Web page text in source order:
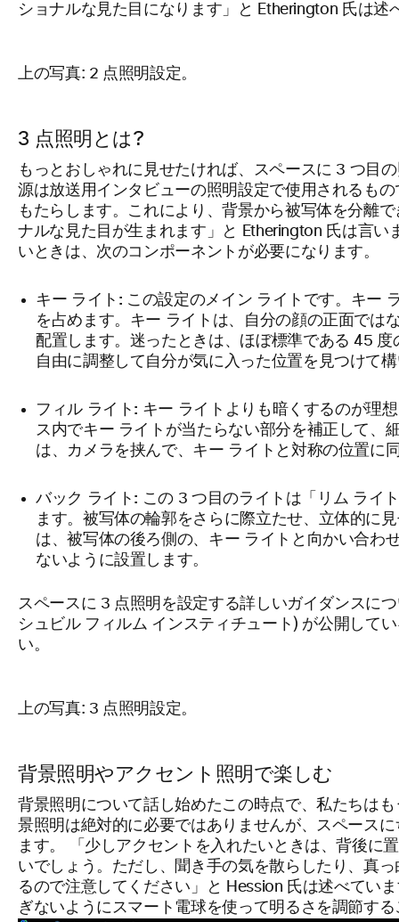
ショナルな見た目になります」と Etherington 氏は述
上の写真: 2 点照明設定。
3 点照明とは?
もっとおしゃれに見せたければ、スペースに 3 つ目
源は放送用インタビューの照明設定で使用されるも
もたらします。これにより、背景から被写体を分離
ナルな見た目が生まれます」と Etherington 氏は言い
いときは、次のコンポーネントが必要になります。
キー ライト: この設定のメイン ライトです。キー
を占めます。キー ライトは、自分の顔の正面では
配置します。迷ったときは、ほぼ標準である 45
自由に調整して自分が気に入った位置を見つけて
フィル ライト: キー ライトよりも暗くするのが理
ス内でキー ライトが当たらない部分を補正して、
は、カメラを挟んで、キー ライトと対称の位置に
バック ライト: この 3 つ目のライトは「リム ライ
ます。被写体の輪郭をさらに際立たせ、立体的に
は、被写体の後ろ側の、キー ライトと向かい合わ
ないように設置します。
スペースに 3 点照明を設定する詳しいガイダンスに
シュビル フィルム インスティチュート) が公開して
い。
上の写真: 3 点照明設定。
背景照明やアクセント照明で楽しむ
背景照明について話し始めたこの時点で、私たちは
景照明は絶対的に必要ではありませんが、スペース
ます。 「少しアクセントを入れたいときは、背後に
いでしょう。ただし、聞き手の気を散らしたり、真
るので注意してください」と Hession 氏は述べてい
ぎないようにスマート電球を使って明るさを調節す